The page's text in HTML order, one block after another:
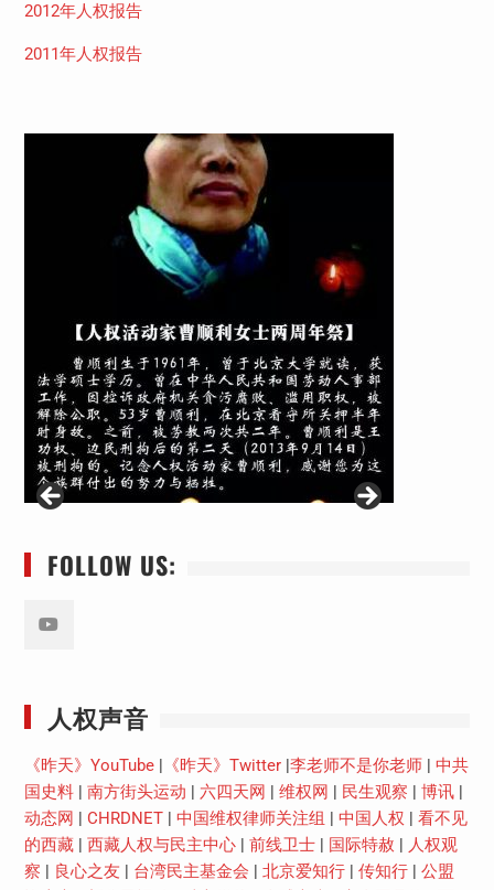
2012年人权报告
2011年人权报告
FOLLOW US:
人权声音
《昨天》YouTube| 《昨天》Twitter| 李老师不是你老师| 中共
国史料| 南方街头运动 六四天网 维权网 民生观察 博讯|
动态网
CHRDNET| 中国维权律师关注组 中国人权
看不见
的西藏| 西藏人权与民主中心| 前线卫士| 国际特赦
人权观
察
良心之友 台湾民主基金会 北京爱知行| 传知行| 公盟